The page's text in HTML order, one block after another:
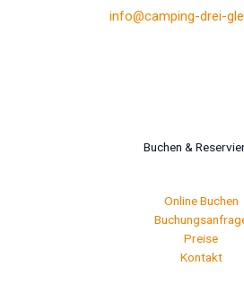
info@camping-drei-
Buchen &
Online Buchen
Preise
Kontakt